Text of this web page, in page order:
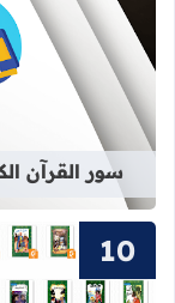
سور القرآن